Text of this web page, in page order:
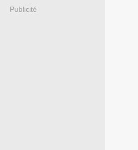
Publicité